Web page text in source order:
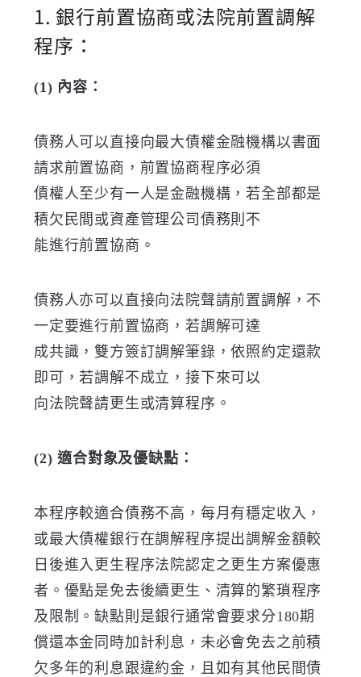
1. 銀行前置協商或法院前置調解
程序：
(1) 內容：
債務人可以直接向最大債權金融機構以書面
請求前置協商，前置協商程序必須
債權人至少有一人是金融機構，若全部都是
積欠民間或資產管理公司債務則不
能進行前置協商。
債務人亦可以直接向法院聲請前置調解，不
一定要進行前置協商，若調解可達
成共識，雙方簽訂調解筆錄，依照約定還款
即可，若調解不成立，接下來可以
向法院聲請更生或清算程序。
(2) 適合對象及優缺點：
本程序較適合債務不高，每月有穩定收入，
或最大債權銀行在調解程序提出調解金額較
日後進入更生程序法院認定之更生方案優惠
者。優點是免去後續更生、清算的繁瑣程序
及限制。缺點則是銀行通常會要求分180期
償還本金同時加計利息，未必會免去之前積
欠多年的利息跟違約金，且如有其他民間債